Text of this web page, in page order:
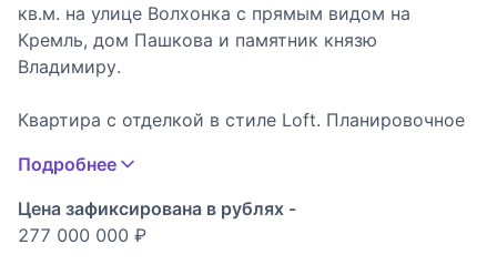
кв.м. на улице Волхонка с прямым видом на
Кремль, дом Пашкова и памятник князю
Владимиру.
Квартира с отделкой в стиле Loft. Планировочное
спальня, санузел.
Высокие потолки 3.4 метра. В квартире бетонные
Подробнее
Цена зафиксирована в рублях -
277 000 000 ₽